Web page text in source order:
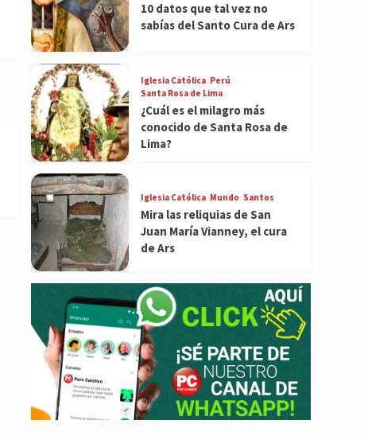
10 datos que tal vez no
sabías del Santo Cura de Ars
Iglesia Católica Perú
Santa Rosa de Lima
¿Cuál es el milagro más
conocido de Santa Rosa de
Lima?
Iglesia Católica Mundo Santos
Mira las reliquias de San
Juan María Vianney, el cura
de Ars